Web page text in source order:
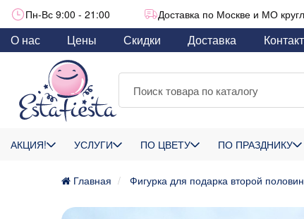
Пн-Вс 9:00 - 21:00 Доставка по Москве и МО
О нас Цены Скидки Доставка
АКЦИЯ! УСЛУГИ ПО ЦВЕТУ ПО ПРАЗДНИКУ
Главная Фигурка для подарка второй